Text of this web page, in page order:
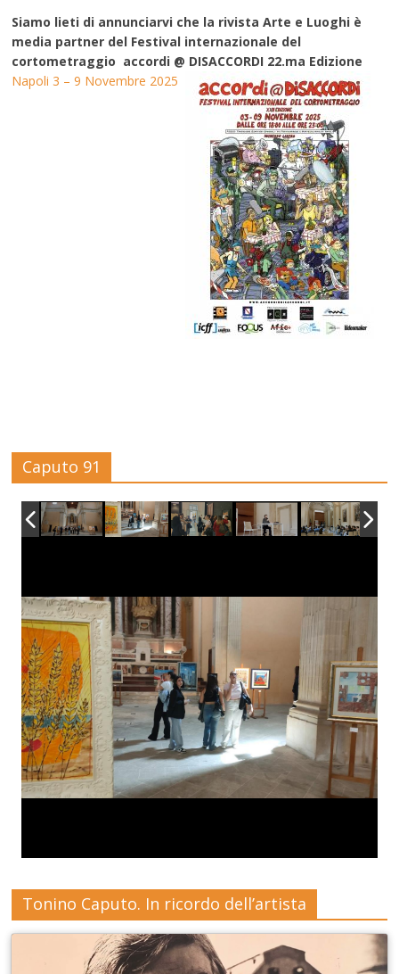
Siamo lieti di annunciarvi che la rivista Arte e Luoghi è
media partner del Festival internazionale del
cortometraggio accordi @ DISACCORDI 22.ma Edizione
Napoli 3 – 9 Novembre 2025
Caputo 91
Tonino Caputo. In ricordo dell’artista